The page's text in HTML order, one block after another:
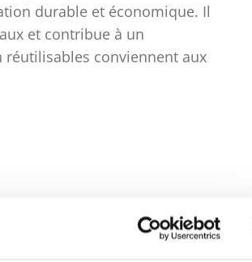
durable et économique. Il
et contribue à un
conviennent aux